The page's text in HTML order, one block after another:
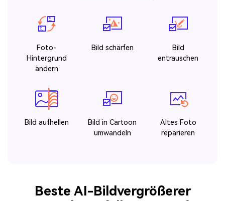
Foto-
Hintergrund
ändern
Bild schärfen
Bild
entrauschen
Bild aufhellen
Bild in Cartoon
umwandeln
Altes Foto
reparieren
Beste AI-Bildvergrößerer